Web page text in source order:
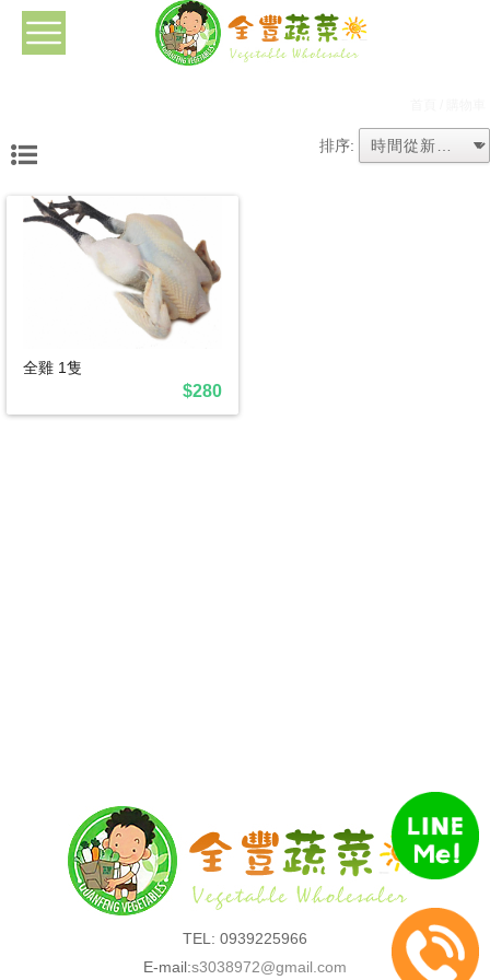
排序:
全雞 1隻
$280
TEL: 0939225966
E-mail:s3038972@gmail.com